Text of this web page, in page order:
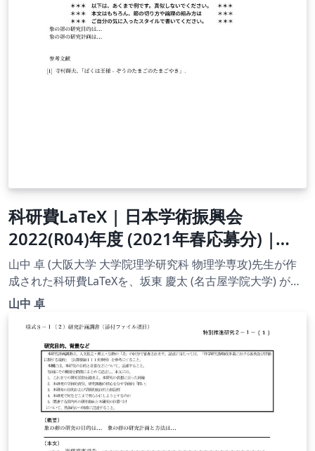
科研費LaTeX | 日本学術振興会
2022(R04)年度 (2021年春応募分) |
2021(R03)年度 研究活動スタート支援
| 021.03.05
山中 卓 (大阪大学 大学院理学研究科 物理学専攻)先生が作
成された科研費LaTeXを、坂東 慶太 (名古屋学院大学) が了
承を得てテンプレート登録しています。 詳細はこちら↓を
u.ac.jp/~taku/kakenhiLaTeX/
山中 卓